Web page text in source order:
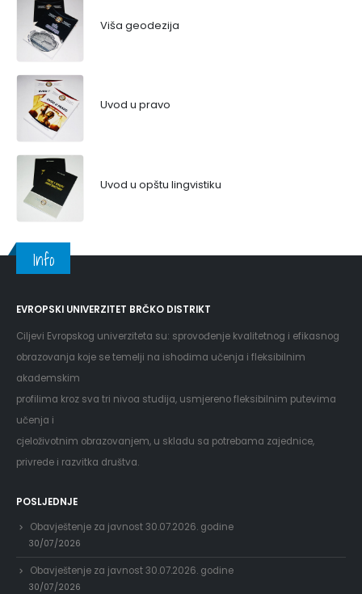
Viša geodezija
Uvod u pravo
Uvod u opštu lingvistiku
Info
EVROPSKI UNIVERZITET BRČKO DISTRIKT
Ciljevi Evropskog univerziteta su: sprovođenje kvalitetnog i efikasnog
obrazovanja koje se temelji na ishodima učenja i fleksibilnim
akademskim
profilima kroz sva tri nivoa studija, usmjereno fleksibilnim putevima
učenja i
cjeloživotnim obrazovanjem, u skladu sa potrebama zajednice,
privrede i razvitka društva.
POSLJEDNJE
Obavještenje za javnost 30.07.2026. godine
30/07/2026
Obavještenje za javnost 30.07.2026. godine
30/07/2026